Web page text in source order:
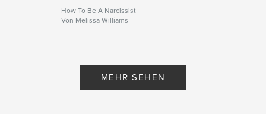
How To Be A Narcissist
Von Melissa Williams
MEHR SEHEN